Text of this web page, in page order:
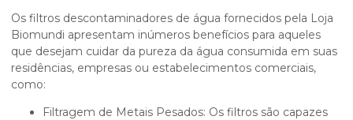
Os filtros descontaminadores de água fornecidos pela Loja
Biomundi apresentam inúmeros benefícios para aqueles
que desejam cuidar da pureza da água consumida em suas
residências, empresas ou estabelecimentos comerciais,
como:
Filtragem de Metais Pesados: Os filtros são capazes